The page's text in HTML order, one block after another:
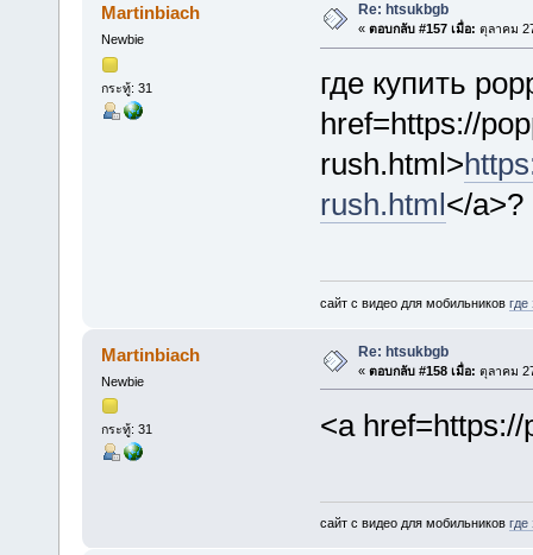
Martinbiach
Newbie
กระทู้: 31
Re: htsukbgb
« ตอบกลับ #157 เมื่อ: ตุลาคม
где купить
href=https://
rush.html>
rush.html</a>?
сайт с видео для мобильников где
Martinbiach
Newbie
กระทู้: 31
Re: htsukbgb
« ตอบกลับ #158 เมื่อ: ตุลาคม
<a
сайт с видео для мобильников где